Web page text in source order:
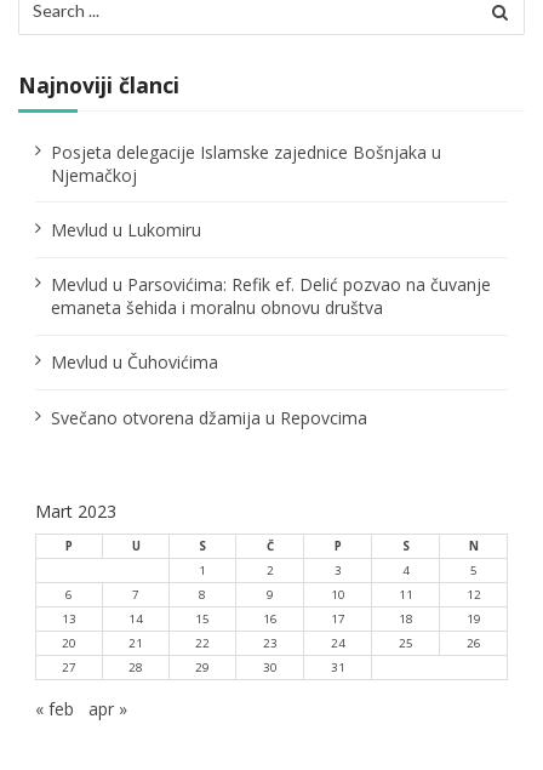
i
a
č
a
n
k
a
for:
Najnoviji članci
Posjeta delegacije Islamske zajednice Bošnjaka u
Njemačkoj
Mevlud u Lukomiru
Mevlud u Parsovićima: Refik ef. Delić pozvao na čuvanje
emaneta šehida i moralnu obnovu društva
Mevlud u Čuhovićima
Svečano otvorena džamija u Repovcima
Mart 2023
P U S Č P S
N
1
2 3 4
5
6
7 8 9 10 11
12
13
14 15 16 17 18
19
20
21 22 23 24 25
26
27
28 29 30 31
« feb apr »